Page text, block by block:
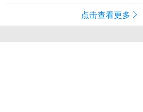
点击查看更多